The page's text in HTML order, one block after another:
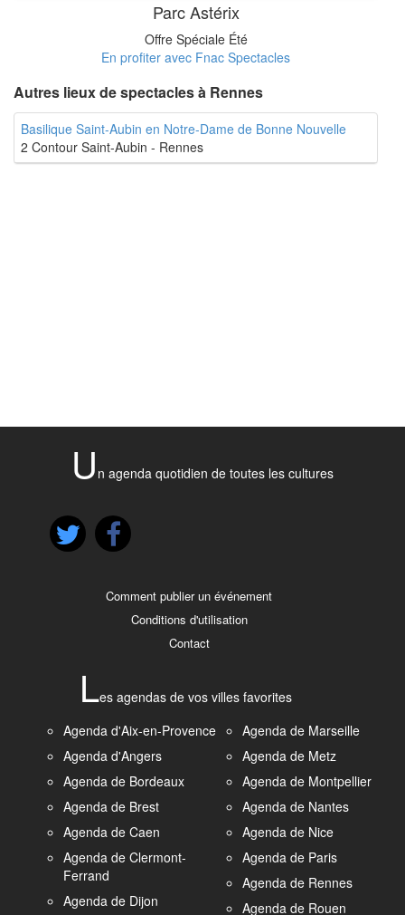
Parc Astérix
Offre Spéciale Été
En profiter avec Fnac Spectacles
Autres lieux de spectacles à Rennes
Basilique Saint-Aubin en Notre-Dame de Bonne Nouvelle
2 Contour Saint-Aubin - Rennes
U n agenda quotidien de toutes les cultures
Comment publier un événement
Conditions d'utilisation
Contact
Les agendas de vos villes favorites
Agenda d'Aix-en-Provence
Agenda d'Angers
Agenda de Bordeaux
Agenda de Brest
Agenda de Caen
Agenda de Clermont-
Ferrand
Agenda de Dijon
Agenda de Marseille
Agenda de Metz
Agenda de Montpellier
Agenda de Nantes
Agenda de Nice
Agenda de Paris
Agenda de Rennes
Agenda de Rouen